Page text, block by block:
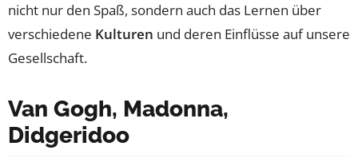
nicht nur den Spaß, sondern auch das Lernen über
verschiedene Kulturen und deren Einflüsse auf unsere
Gesellschaft.
Van Gogh, Madonna,
Didgeridoo